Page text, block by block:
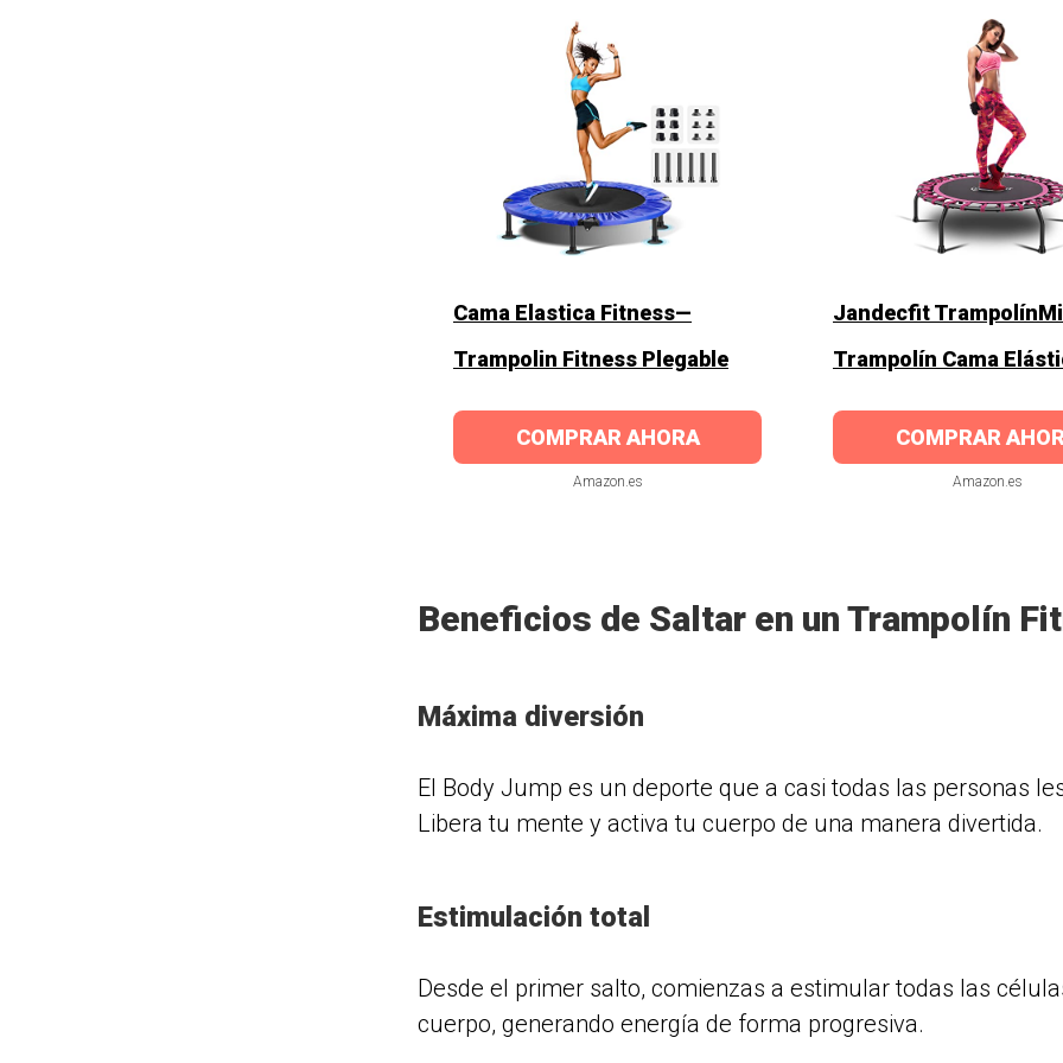
Cama Elastica Fitness—
Trampolin Fitness Plegable
COMPRAR AHORA
Amazon.es
Jandecfit
Trampolín Cama
COMPRAR
Amazon.es
Beneficios de Saltar en un Trampolín
Máxima diversión
El Body Jump es un deporte que a casi todas las personas
Libera tu mente y activa tu cuerpo de una manera divertida.
Estimulación total
Desde el primer salto, comienzas a estimular todas las
cuerpo, generando energía de forma progresiva.